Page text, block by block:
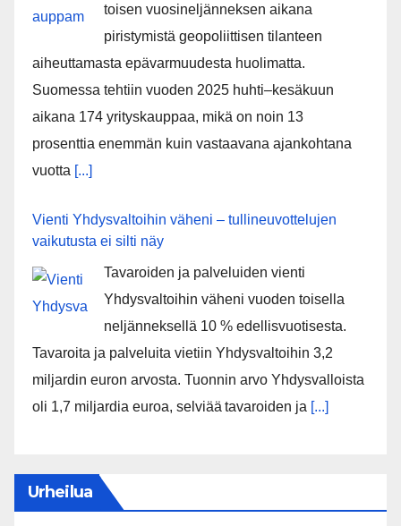
toisen vuosineljänneksen aikana
piristymistä geopoliittisen tilanteen
aiheuttamasta epävarmuudesta huolimatta.
Suomessa tehtiin vuoden 2025 huhti–kesäkuun
aikana 174 yrityskauppaa, mikä on noin 13
prosenttia enemmän kuin vastaavana ajankohtana
vuotta [...]
Vienti Yhdysvaltoihin väheni – tullineuvottelujen
vaikutusta ei silti näy
Tavaroiden ja palveluiden vienti
Yhdysvaltoihin väheni vuoden toisella
neljänneksellä 10 % edellisvuotisesta.
Tavaroita ja palveluita vietiin Yhdysvaltoihin 3,2
miljardin euron arvosta. Tuonnin arvo Yhdysvalloista
oli 1,7 miljardia euroa, selviää tavaroiden ja [...]
Urheilua